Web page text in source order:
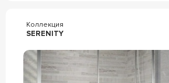
Коллекция
SERENITY